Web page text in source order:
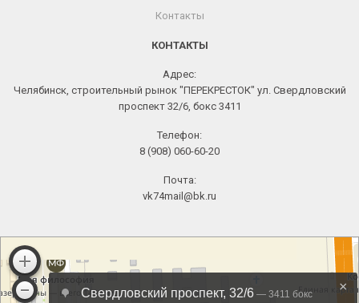
Контакты
КОНТАКТЫ
Адрес:
Челябинск, строительный рынок "ПЕРЕКРЕСТОК" ул. Свердловский
проспект 32/6, бокс 3411
Телефон:
8 (908) 060-60-20
Почта:
vk74mail@bk.ru